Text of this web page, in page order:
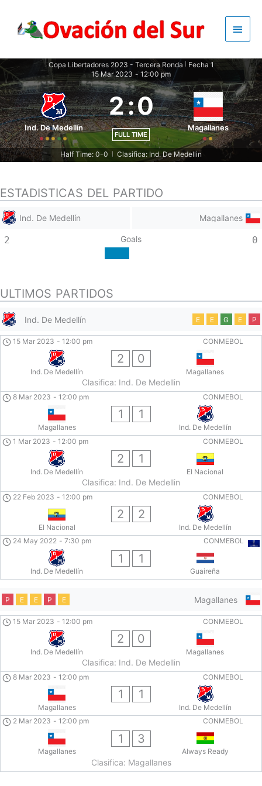
content
Main
Copa Libertadores 2023 - Tercera Ronda
Fecha 1
15 Mar 2023 - 12:00 pm
Ind. De Medellín
2:0
FULL TIME
Magallanes
Half Time: 0-0 Clasifica: Ind. De Medellin
ESTADISTICAS DEL PARTIDO
Ind. De Medellín Magallanes
2 Goals 0
ULTIMOS PARTIDOS
Ind. De Medellín E E G E P
CONMEBOL
15 Mar 2023 - 12:00 pm
Ind. De Medellín
2 0
Magallanes
Clasifica: Ind. De Medellin
CONMEBOL
8 Mar 2023 - 12:00 pm
Magallanes
1 1
Ind. De Medellín
CONMEBOL
1 Mar 2023 - 12:00 pm
Ind. De Medellín
2 1
El Nacional
Clasifica: Ind. De Medellin
CONMEBOL
22 Feb 2023 - 12:00 pm
El Nacional
2 2
Ind. De Medellín
CONMEBOL
24 May 2022 - 7:30 pm
Ind. De Medellín
1 1
Guaireña
Magallanes
P E E P E
CONMEBOL
15 Mar 2023 - 12:00 pm
Ind. De Medellín
2 0
Magallanes
Clasifica: Ind. De Medellin
CONMEBOL
8 Mar 2023 - 12:00 pm
Magallanes
1 1
Ind. De Medellín
CONMEBOL
2 Mar 2023 - 12:00 pm
Magallanes
1 3
Always Ready
Clasifica: Magallanes